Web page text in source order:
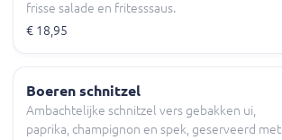
frisse salade en fritesssaus.
€ 18,95
Boeren schnitzel
Ambachtelijke schnitzel vers gebakken ui,
paprika, champignon en spek, geserveerd met